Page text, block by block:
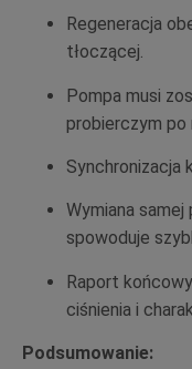
Regeneracja
tłoczącej.
Pompa musi
probierczym po
Synchronizacja
Wymiana
spowoduje
Raport
ciśnienia i
Podsumowanie: